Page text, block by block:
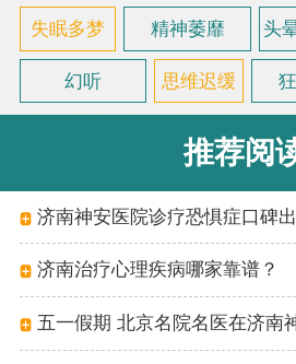
失眠多梦 精神萎靡 头
幻听 思维迟缓
推荐阅
济南神安医院诊疗恐惧症口碑
济南治疗心理疾病哪家靠谱？
五一假期 北京名院名医在济南